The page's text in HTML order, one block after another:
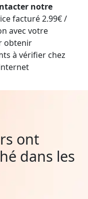
notre
facturé 2.99€ /
avec votre
obtenir
à vérifier chez
ont
dans les